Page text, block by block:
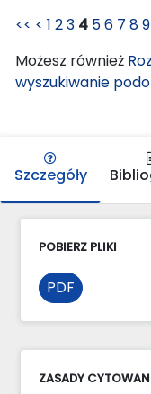
<< < 1 23 4 56 7 89
Możesz również
wyszukiwanie
Szczegóły
POBIERZ PLIKI
PDF
ZASADY